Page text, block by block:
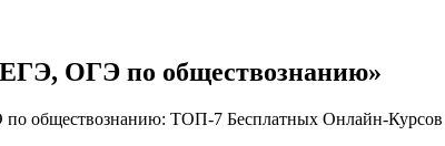
ЕГЭ, ОГЭ по обществознанию»